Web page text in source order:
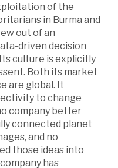
of the
in Burma and
out of an
driven decision
culture is explicitly
Both its market
are global. It
to change
company better
connected planet
and no
those ideas into
has